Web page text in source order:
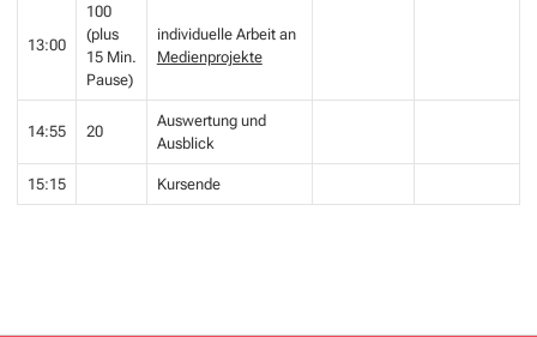
13:00
100
(plus
15 Min.
Pause)
individuelle Arbeit an
Medienprojekte
14:55 20
Auswertung und
Ausblick
15:15 Kursende